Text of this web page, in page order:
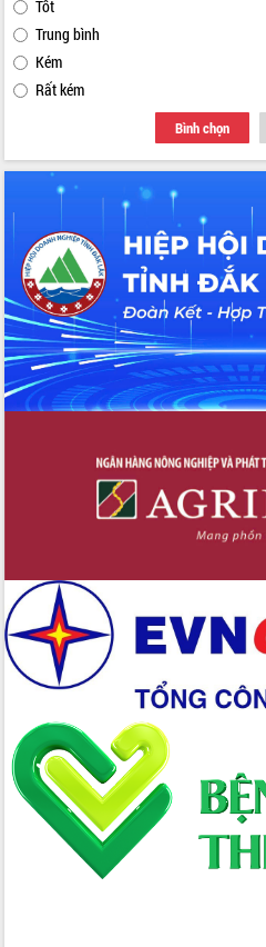
Tốt
Trung bình
Kém
Rất kém
Bình chọn